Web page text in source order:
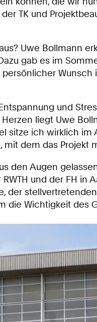
TK und
Uwe Bollmann
gab es im
und
liegt Uwe
sitze ich wirklich
dem das Projekt
den Augen
und der FH
der
die Wichtigkeit des